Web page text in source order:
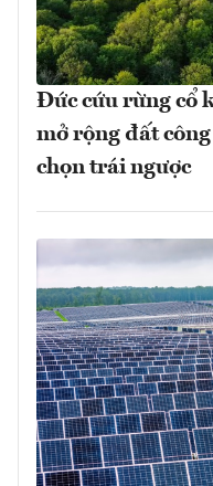
Đức cứu rừng cổ
mở rộng đất
chọn trái ngược